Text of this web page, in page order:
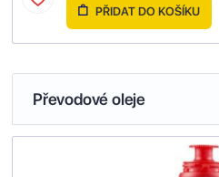
PŘIDAT DO KOŠÍKU
Převodové oleje